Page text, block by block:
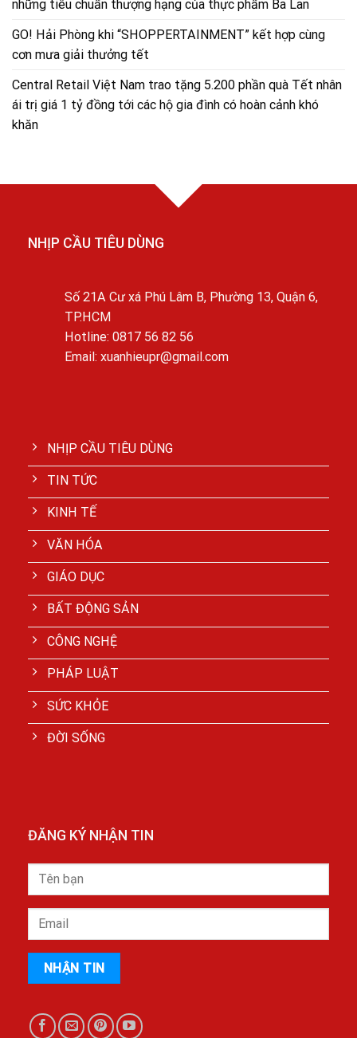
những tiêu chuẩn thượng hạng của thực phẩm Ba Lan
GO! Hải Phòng khi “SHOPPERTAINMENT” kết hợp cùng
cơn mưa giải thưởng tết
Central Retail Việt Nam trao tặng 5.200 phần quà Tết nhân
ái trị giá 1 tỷ đồng tới các hộ gia đình có hoàn cảnh khó
khăn
NHỊP CẦU TIÊU DÙNG
Số 21A Cư xá Phú Lâm B, Phường 13, Quận 6,
TP.HCM
Hotline: 0817 56 82 56
Email: xuanhieupr@gmail.com
NHỊP CẦU TIÊU DÙNG
TIN TỨC
KINH TẾ
VĂN HÓA
GIÁO DỤC
BẤT ĐỘNG SẢN
CÔNG NGHỆ
PHÁP LUẬT
SỨC KHỎE
ĐỜI SỐNG
ĐĂNG KÝ NHẬN TIN